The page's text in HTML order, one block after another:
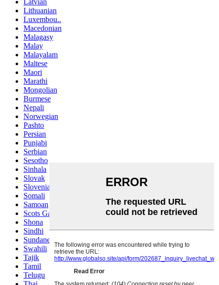
Latvian
Lithuanian
Luxembou..
Macedonian
Malagasy
Malay
Malayalam
Maltese
Maori
Marathi
Mongolian
Burmese
Nepali
Norwegian
Pashto
Persian
Punjabi
Serbian
Sesotho
Sinhala
Slovak
Slovenian
Somali
Samoan
Scots Gaelic
Shona
Sindhi
Sundanese
Swahili
Tajik
Tamil
Telugu